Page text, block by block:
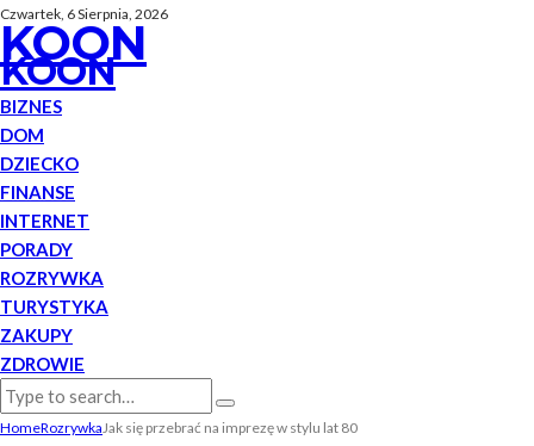
Czwartek, 6 Sierpnia, 2026
KOON
KOON
BIZNES
DOM
DZIECKO
FINANSE
INTERNET
PORADY
ROZRYWKA
TURYSTYKA
ZAKUPY
ZDROWIE
HomeRozrywkaJak się przebrać na imprezę w stylu lat 80